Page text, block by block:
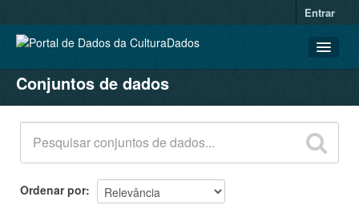
Entrar
CONJUNTOS DE DADOS
ORGANIZAÇÕES
GRUPOS
SOBRE
Conjuntos de dados
Ordenar por